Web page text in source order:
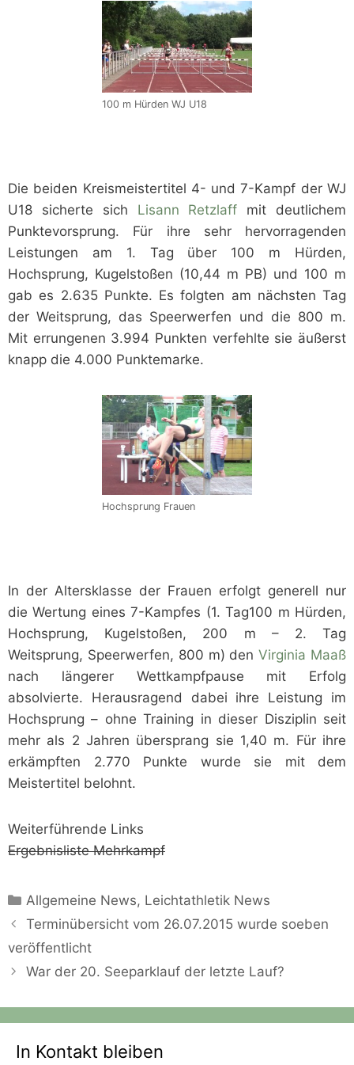
100 m Hürden WJ U18
Die beiden Kreismeistertitel 4- und 7-Kampf der WJ
U18 sicherte sich Lisann Retzlaff mit deutlichem
Punktevorsprung. Für ihre sehr hervorragenden
Leistungen am 1. Tag über 100 m Hürden,
Hochsprung, Kugelstoßen (10,44 m PB) und 100 m
gab es 2.635 Punkte. Es folgten am nächsten Tag
der Weitsprung, das Speerwerfen und die 800 m.
Mit errungenen 3.994 Punkten verfehlte sie äußerst
knapp die 4.000 Punktemarke.
Hochsprung Frauen
In der Altersklasse der Frauen erfolgt generell nur
die Wertung eines 7-Kampfes (1. Tag100 m Hürden,
Hochsprung, Kugelstoßen, 200 m – 2. Tag
Weitsprung, Speerwerfen, 800 m) denVirginia Maaß
nach längerer Wettkampfpause mit Erfolg
absolvierte. Herausragend dabei ihre Leistung im
Hochsprung – ohne Training in dieser Disziplin seit
mehr als 2 Jahren übersprang sie 1,40 m. Für ihre
erkämpften 2.770 Punkte wurde sie mit dem
Meistertitel belohnt.
Weiterführende Links
Ergebnisliste Mehrkampf
Kategorien
Allgemeine News, Leichtathletik News
Terminübersicht vom 26.07.2015 wurde soeben
veröffentlicht
War der 20. Seeparklauf der letzte Lauf?
In Kontakt bleiben